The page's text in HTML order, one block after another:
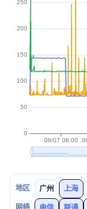
地区 广州 上海